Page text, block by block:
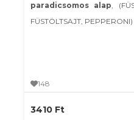
paradicsomos alap,
FÜSTÖLTSAJT, PEPPERONI)
148
3410 Ft